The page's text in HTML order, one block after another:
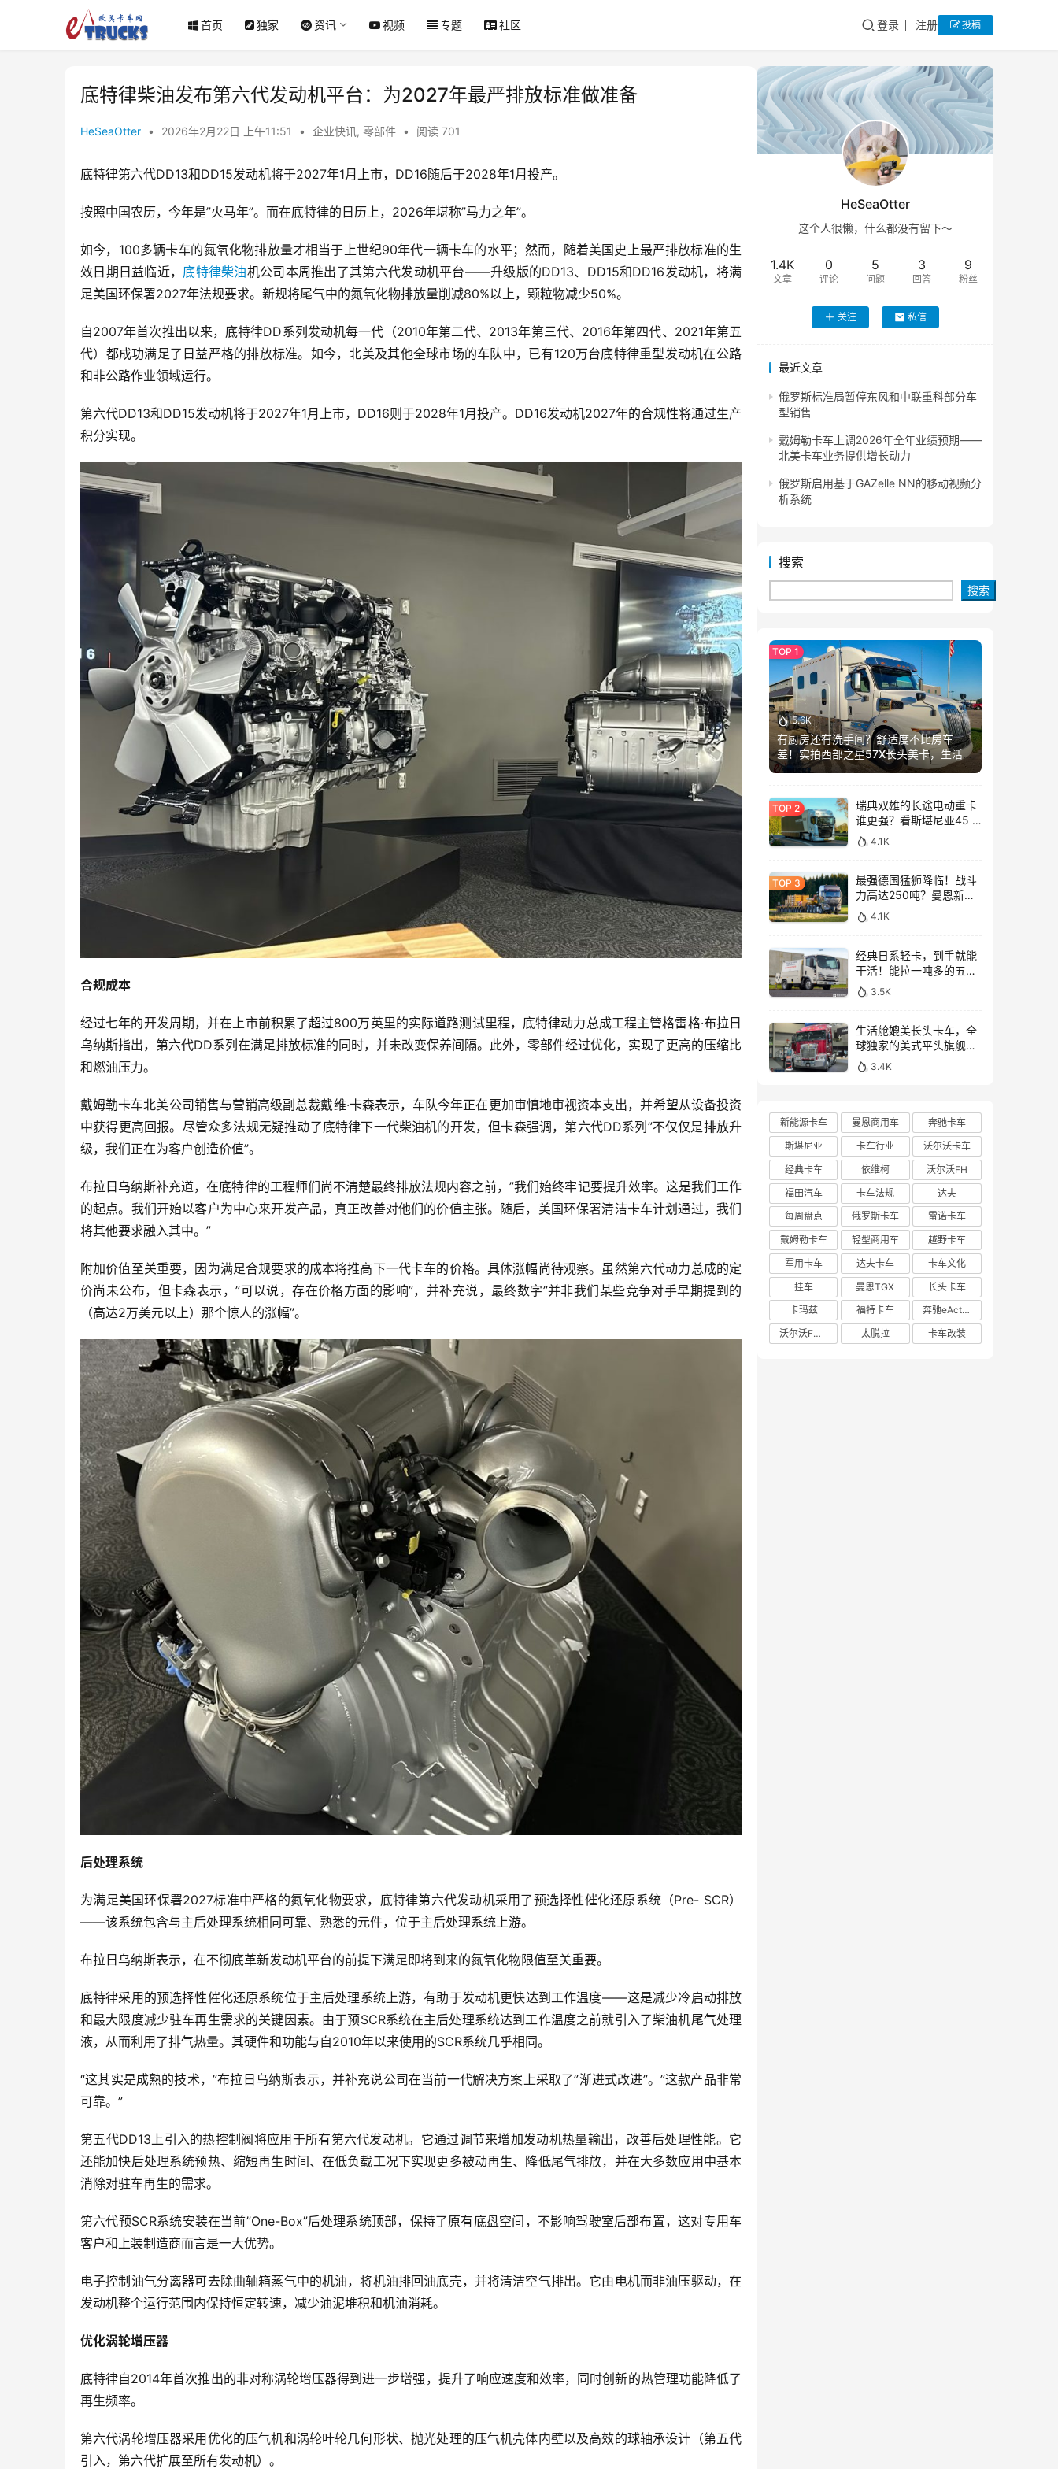
首页 独家 资讯 视频 专题 社区 登录 注册 投稿
底特律柴油发布第六代发动机平台：为2027年最严排放标准做准备
HeSeaOtter • 2026年2月22日 上午11:51 • 企业快讯, 零部件 • 阅读 701
底特律第六代DD13和DD15发动机将于2027年1月上市，DD16随后于2028年1月投产。
按照中国农历，今年是”火马年”。而在底特律的日历上，2026年堪称”马力之年”。
如今，100多辆卡车的氮氧化物排放量才相当于上世纪90年代一辆卡车的水平；然而，随着美国史上最严排放标准的生
效日期日益临近， 底特律柴油机公司本周推出了其第六代发动机平台——升级版的DD13、DD15和DD16发动机，将满
足美国环保署2027年法规要求。新规将尾气中的氮氧化物排放量削减80%以上，颗粒物减少50%。
自2007年首次推出以来，底特律DD系列发动机每一代（2010年第二代、2013年第三代、2016年第四代、2021年第五
代）都成功满足了日益严格的排放标准。如今，北美及其他全球市场的车队中，已有120万台底特律重型发动机在公路
和非公路作业领域运行。
第六代DD13和DD15发动机将于2027年1月上市，DD16则于2028年1月投产。DD16发动机2027年的合规性将通过生产
积分实现。
合规成本
经过七年的开发周期，并在上市前积累了超过800万英里的实际道路测试里程，底特律动力总成工程主管格雷格·布拉日
乌纳斯指出，第六代DD系列在满足排放标准的同时，并未改变保养间隔。此外，零部件经过优化，实现了更高的压缩比
和燃油压力。
戴姆勒卡车北美公司销售与营销高级副总裁戴维·卡森表示，车队今年正在更加审慎地审视资本支出，并希望从设备投资
中获得更高回报。尽管众多法规无疑推动了底特律下一代柴油机的开发，但卡森强调，第六代DD系列”不仅仅是排放升
级，我们正在为客户创造价值”。
布拉日乌纳斯补充道，在底特律的工程师们尚不清楚最终排放法规内容之前，”我们始终牢记要提升效率。这是我们工作
的起点。我们开始以客户为中心来开发产品，真正改善对他们的价值主张。随后，美国环保署清洁卡车计划通过，我们
将其他要求融入其中。”
附加价值至关重要，因为满足合规要求的成本将推高下一代卡车的价格。具体涨幅尚待观察。虽然第六代动力总成的定
价尚未公布，但卡森表示，”可以说，存在价格方面的影响”，并补充说，最终数字”并非我们某些竞争对手早期提到的
（高达2万美元以上）那个惊人的涨幅”。
后处理系统
为满足美国环保署2027标准中严格的氮氧化物要求，底特律第六代发动机采用了预选择性催化还原系统（Pre- SCR）
——该系统包含与主后处理系统相同可靠、熟悉的元件，位于主后处理系统上游。
布拉日乌纳斯表示，在不彻底革新发动机平台的前提下满足即将到来的氮氧化物限值至关重要。
底特律采用的预选择性催化还原系统位于主后处理系统上游，有助于发动机更快达到工作温度——这是减少冷启动排放
和最大限度减少驻车再生需求的关键因素。由于预SCR系统在主后处理系统达到工作温度之前就引入了柴油机尾气处理
液，从而利用了排气热量。其硬件和功能与自2010年以来使用的SCR系统几乎相同。
“这其实是成熟的技术，”布拉日乌纳斯表示，并补充说公司在当前一代解决方案上采取了”渐进式改进”。”这款产品非常
可靠。”
第五代DD13上引入的热控制阀将应用于所有第六代发动机。它通过调节来增加发动机热量输出，改善后处理性能。它
还能加快后处理系统预热、缩短再生时间、在低负载工况下实现更多被动再生、降低尾气排放，并在大多数应用中基本
消除对驻车再生的需求。
第六代预SCR系统安装在当前”One-Box”后处理系统顶部，保持了原有底盘空间，不影响驾驶室后部布置，这对专用车
客户和上装制造商而言是一大优势。
电子控制油气分离器可去除曲轴箱蒸气中的机油，将机油排回油底壳，并将清洁空气排出。它由电机而非油压驱动，在
发动机整个运行范围内保持恒定转速，减少油泥堆积和机油消耗。
优化涡轮增压器
底特律自2014年首次推出的非对称涡轮增压器得到进一步增强，提升了响应速度和效率，同时创新的热管理功能降低了
再生频率。
第六代涡轮增压器采用优化的压气机和涡轮叶轮几何形状、抛光处理的压气机壳体内壁以及高效的球轴承设计（第五代
引入，第六代扩展至所有发动机）。
HeSeaOtter
这个人很懒，什么都没有留下～
1.4K
文章
0
评论
5
问题
3
回答
9
粉丝
关注 私信
最近文章
俄罗斯标准局暂停东风和中联重科部分车
型销售
戴姆勒卡车上调2026年全年业绩预期——
北美卡车业务提供增长动力
俄罗斯启用基于GAZelle NN的移动视频分
析系统
搜索
搜索
5.6K
有厨房还有洗手间？舒适度不比房车
差！实拍西部之星57X长头美卡，生活舱
加长这么多？
瑞典双雄的长途电动重卡
谁更强？看斯堪尼亚45 R
与沃尔沃FH Aero Electric
同台竞技！
4.1K
最强德国猛狮降临！战斗
力高达250吨？曼恩新款
TGX大件牵引车深入解析
4.1K
经典日系轻卡，到手就能
干活！能拉一吨多的五十
铃NLR工作车实拍
3.5K
生活舱媲美长头卡车，全
球独家的美式平头旗舰！
亮相布里斯班卡车展的肯
沃斯K220牵引车实拍
3.4K
新能源卡车 曼恩商用车
奔驰卡车
斯堪尼亚
卡车行业
沃尔沃卡车
经典卡车
依维柯
沃尔沃FH
福田汽车
卡车法规
达夫
每周盘点
俄罗斯卡车
雷诺卡车
戴姆勒卡车
轻型商用车
越野卡车
军用卡车
达夫卡车
卡车文化
挂车
曼恩TGX
长头卡车
卡玛兹
福特卡车
奔驰eActros 600
沃尔沃FH Aero
太脱拉 卡车改装